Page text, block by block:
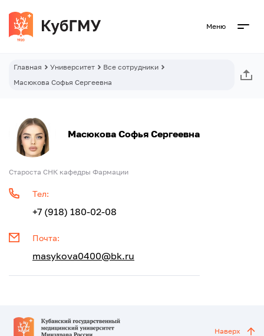
Меню
Главная Университет
Все сотрудники
Масюкова Софья Сергеевна
Масюкова Софья Сергеевна
Староста СНК кафедры Фармации
Тел:
+7 (918) 180-02-08
Почта:
masykova0400@bk.ru
Наверх